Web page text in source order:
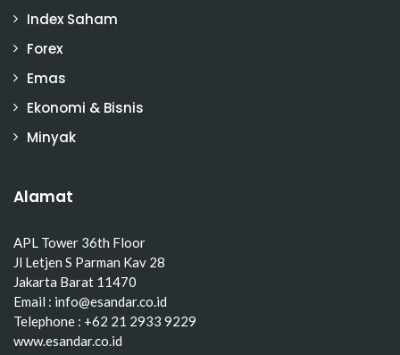
Index Saham
Forex
Emas
Ekonomi & Bisnis
Minyak
Alamat
APL Tower 36th Floor
Jl Letjen S Parman Kav 28
Jakarta Barat 11470
Email : info@esandar.co.id
Telephone : +62 21 2933 9229
www.esandar.co.id